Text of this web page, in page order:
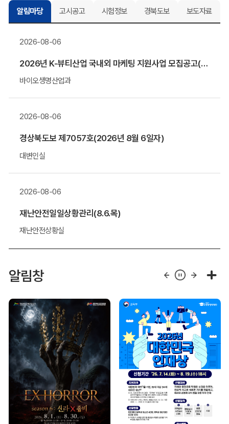
알림마당 고시공고 시험정보 경북도보 보도자료
2026-08-06
2026년 K-뷰티산업 국내외 마케팅 지원사업 모집공고(말레이시아&우즈베키스탄 공동관)
바이오생명산업과
2026-08-06
경상북도보 제7057호(2026년 8월 6일자)
대변인실
2026-08-06
재난안전일일상황관리(8.6.목)
재난안전상황실
알림창